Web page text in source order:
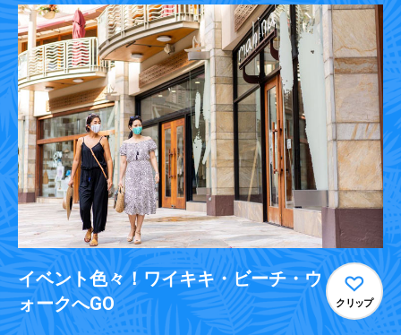
イベント色々！ワイキキ・ビーチ・ウ
ォークへGO
クリップ